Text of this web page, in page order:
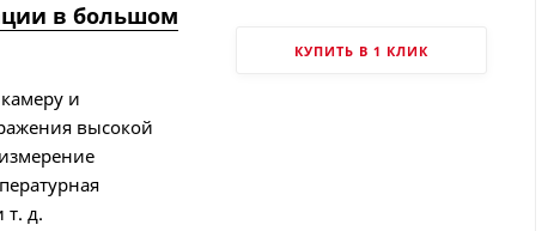
в большом
и
высокой
т. д.
КУПИТЬ В 1 КЛИК